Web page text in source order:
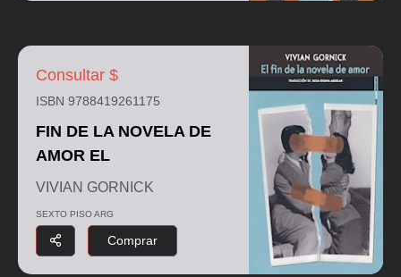
Consultar $
ISBN 9788419261175
FIN DE LA NOVELA DE
AMOR EL
VIVIAN GORNICK
SEXTO PISO ARG
Comprar